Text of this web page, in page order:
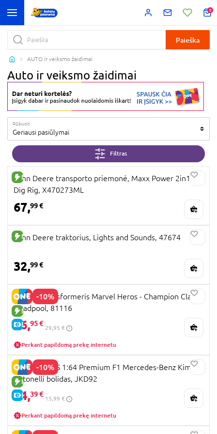
0
Paieška
AUTO ir veiksmo žaidimai
Auto ir veiksmo žaidimai
Rūšiuoti
Geriausi pasiūlymai
Filtras
NAUJA PREKĖ
John Deere transporto priemonė, Maxx Power 2in1
Dig Rig, X470273ML
67,99 €
NAUJA PREKĖ
John Deere traktorius, Lights and Sounds, 47674
32,99 €
-10%
NAUJA PREKĖ
E-KAINA
Blokees transformeris Marvel Heros - Champion Class
Deadpool, 81116
26,95 €
29,95 €
Perkant papildomą prekę internetu
-10%
NAUJA PREKĖ
E-KAINA
HOT WHEELS 1:64 Premium F1 Mercedes-Benz Kimi
Antonelli bolidas, JKD92
14,39 €
15,99 €
Perkant papildomą prekę internetu